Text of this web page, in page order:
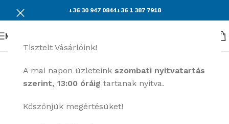
Tisztelt Vásárlóink!
A mai napon üzleteink szombati nyitvatartás
szerint, 13:00 óráig tartanak nyitva.
Köszönjük megértésüket!
+36 30 947 0844+36 1 387 7918
Menü